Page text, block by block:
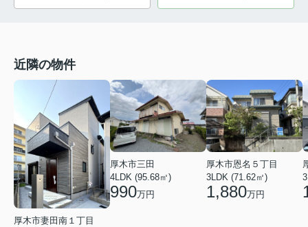
近隣の物件
厚木市妻田南１丁目
厚木市三田
4LDK (95.68㎡)
990万円
厚木市恩名５丁目
3LDK (71.62㎡)
1,880万円